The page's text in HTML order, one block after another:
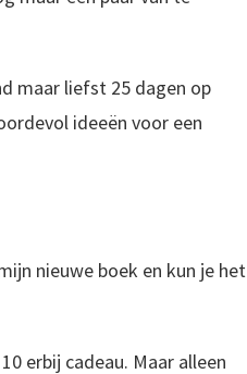
maar liefst 25 dagen op
ideeën voor een
nieuwe boek en kun je het
erbij cadeau. Maar alleen